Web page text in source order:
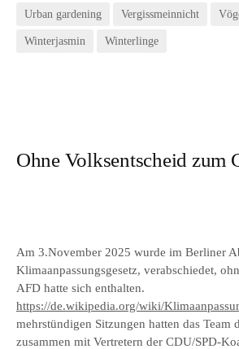
Urban gardening Vergissmeinnicht
Winterjasmin Winterlinge
Ohne Volksentscheid zum
Am 3.November 2025 wurde im Berliner
Klimaanpassungsgesetz, verabschiedet,
AFD hatte sich enthalten.
https://de.wikipedia.org/wiki/
mehrstündigen Sitzungen hatten das Team
zusammen mit Vertretern der CDU/SPD-